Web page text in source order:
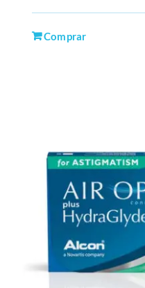
Comprar